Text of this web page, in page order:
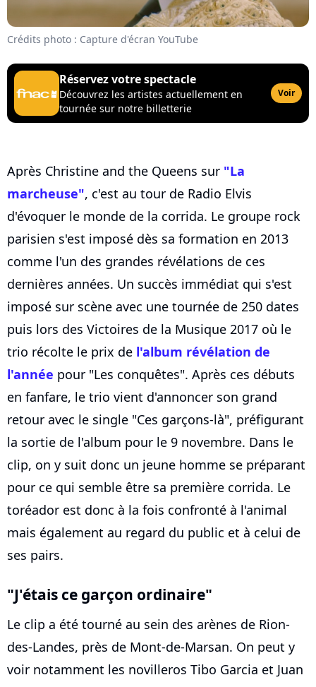
Crédits photo : Capture d'écran YouTube
Réservez votre spectacle
Découvrez les artistes actuellement en
tournée sur notre billetterie
Voir
Après Christine and the Queens sur "La
marcheuse", c'est au tour de Radio Elvis
d'évoquer le monde de la corrida. Le groupe rock
parisien s'est imposé dès sa formation en 2013
comme l'un des grandes révélations de ces
dernières années. Un succès immédiat qui s'est
imposé sur scène avec une tournée de 250 dates
puis lors des Victoires de la Musique 2017 où le
trio récolte le prix de l'album révélation de
l'année pour "Les conquêtes". Après ces débuts
en fanfare, le trio vient d'annoncer son grand
retour avec le single "Ces garçons-là", préfigurant
la sortie de l'album pour le 9 novembre. Dans le
clip, on y suit donc un jeune homme se préparant
pour ce qui semble être sa première corrida. Le
toréador est donc à la fois confronté à l'animal
mais également au regard du public et à celui de
ses pairs.
"J'étais ce garçon ordinaire"
Le clip a été tourné au sein des arènes de Rion-
des-Landes, près de Mont-de-Marsan. On peut y
voir notamment les novilleros Tibo Garcia et Juan